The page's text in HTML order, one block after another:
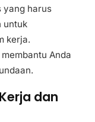
yang harus
untuk
kerja.
Anda
dan